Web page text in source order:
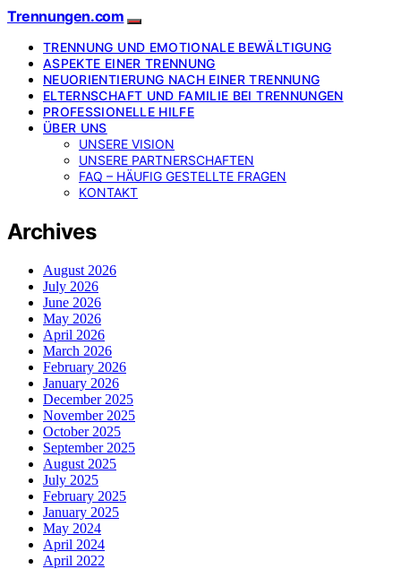
Trennungen.com
TRENNUNG UND EMOTIONALE BEWÄLTIGUNG
ASPEKTE EINER TRENNUNG
NEUORIENTIERUNG NACH EINER TRENNUNG
ELTERNSCHAFT UND FAMILIE BEI TRENNUNGEN
PROFESSIONELLE HILFE
ÜBER UNS
UNSERE VISION
UNSERE PARTNERSCHAFTEN
FAQ – HÄUFIG GESTELLTE FRAGEN
KONTAKT
Archives
August 2026
July 2026
June 2026
May 2026
April 2026
March 2026
February 2026
January 2026
December 2025
November 2025
October 2025
September 2025
August 2025
July 2025
February 2025
January 2025
May 2024
April 2024
April 2022